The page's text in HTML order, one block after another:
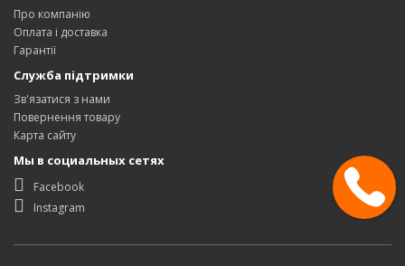
Про компанію
Оплата і доставка
Гарантії
Служба підтримки
Зв'язатися з нами
Повернення товару
Карта сайту
Мы в социальных сетях
Facebook
Instagram